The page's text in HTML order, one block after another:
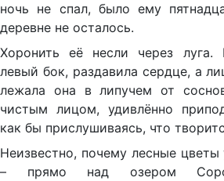
ночь не спал, было ему
деревне не осталось.
Хоронить её несли через луга.
левый бок, раздавила сердце, а
лежала она в липучем от
чистым лицом, удивлённо
как бы прислушиваясь, что
Неизвестно, почему лесные
– прямо над озером